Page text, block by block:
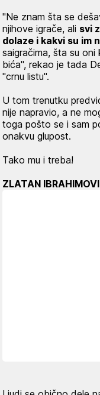
"Ne znam šta se
njihove igrače, ali svi
dolaze i kakvi su im
saigračima, šta su oni
bića", rekao je tada
"crnu listu".
U tom trenutku
nije napravio, a ne
toga pošto se i sam
onakvu glupost.
Tako mu i treba!
ZLATAN